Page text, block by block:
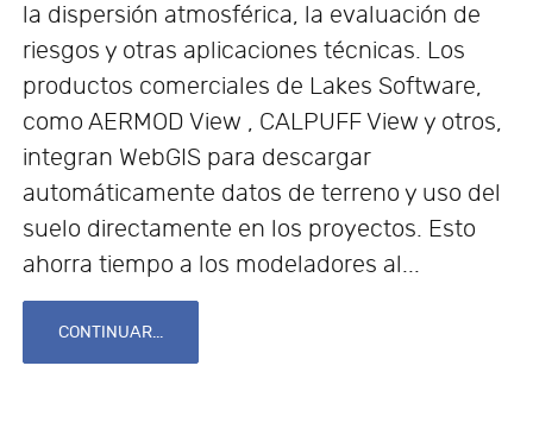
la dispersión atmosférica, la evaluación de
riesgos y otras aplicaciones técnicas. Los
productos comerciales de Lakes Software,
como AERMOD View , CALPUFF View y otros,
integran WebGIS para descargar
automáticamente datos de terreno y uso del
suelo directamente en los proyectos. Esto
ahorra tiempo a los modeladores al...
CONTINUAR...